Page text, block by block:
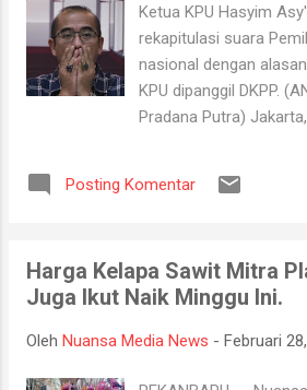
terima kasih kepada
yang telah
Riau sampai dengan
Riau definitif tahun
amanah ini merupakan
bersama stakeholder
Ketua KPU Hasyim
rekapitulasi suara
nasional dengan
KPU dipanggil DKPP.
Pradana Putra)
pada hari pertama,
rekapitulasi nasional
suara PPLN. "Untuk
penghitungan suara itu
Posting Komentar
Harga Kelapa Sawit Mitra
Juga Ikut Naik Minggu Ini.
Oleh Nuansa Media News - Februari